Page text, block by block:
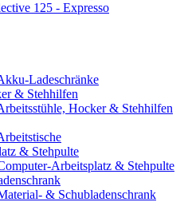
125 - Expresso
Ladeschränke
& Stehhilfen
Hocker & Stehhilfen
& Stehpulte
Arbeitsplatz & Stehpulte
& Schubladenschrank